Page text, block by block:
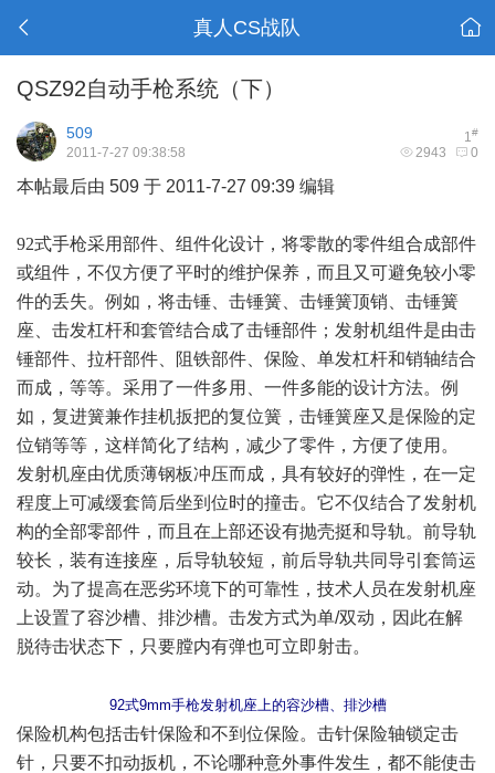
真人CS战队
QSZ92自动手枪系统（下）
1#
509
2943 0
2011-7-27 09:38:58
本帖最后由 509 于 2011-7-27 09:39 编辑
92式手枪采用部件、组件化设计，将零散的零件组合成部件
或组件，不仅方便了平时的维护保养，而且又可避免较小零
件的丢失。例如，将击锤、击锤簧、击锤簧顶销、击锤簧
座、击发杠杆和套管结合成了击锤部件；发射机组件是由击
锤部件、拉杆部件、阻铁部件、保险、单发杠杆和销轴结合
而成，等等。采用了一件多用、一件多能的设计方法。例
如，复进簧兼作挂机扳把的复位簧，击锤簧座又是保险的定
位销等等，这样简化了结构，减少了零件，方便了使用。
发射机座由优质薄钢板冲压而成，具有较好的弹性，在一定
程度上可减缓套筒后坐到位时的撞击。它不仅结合了发射机
构的全部零部件，而且在上部还设有抛壳挺和导轨。前导轨
较长，装有连接座，后导轨较短，前后导轨共同导引套筒运
动。为了提高在恶劣环境下的可靠性，技术人员在发射机座
上设置了容沙槽、排沙槽。击发方式为单/双动，因此在解
脱待击状态下，只要膛内有弹也可立即射击。
92式9mm手枪发射机座上的容沙槽、排沙槽
保险机构包括击针保险和不到位保险。击针保险轴锁定击
针，只要不扣动扳机，不论哪种意外事件发生，都不能使击